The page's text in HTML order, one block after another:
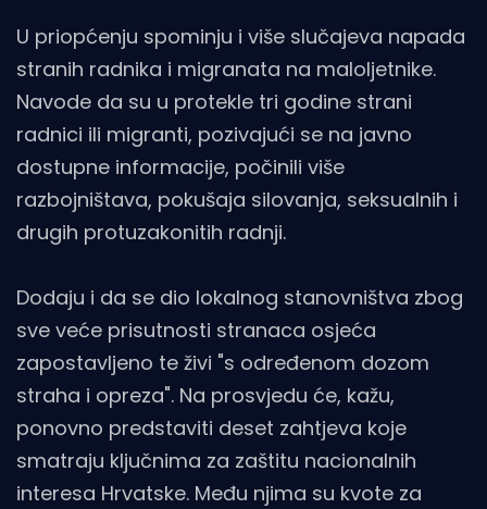
U priopćenju spominju i više slučajeva napada
stranih radnika i migranata na maloljetnike.
Navode da su u protekle tri godine strani
radnici ili migranti, pozivajući se na javno
dostupne informacije, počinili više
razbojništava, pokušaja silovanja, seksualnih i
drugih protuzakonitih radnji.
Dodaju i da se dio lokalnog stanovništva zbog
sve veće prisutnosti stranaca osjeća
zapostavljeno te živi "s određenom dozom
straha i opreza". Na prosvjedu će, kažu,
ponovno predstaviti deset zahtjeva koje
smatraju ključnima za zaštitu nacionalnih
interesa Hrvatske. Među njima su kvote za